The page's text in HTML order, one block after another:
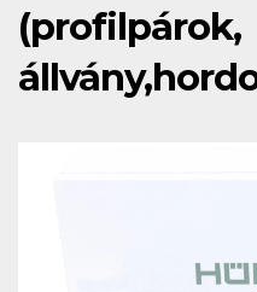
(profilpárok,